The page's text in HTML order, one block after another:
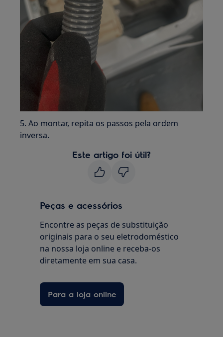
5. Ao montar, repita os passos pela ordem
inversa.
Este artigo foi útil?
Peças e acessórios
Encontre as peças de substituição
originais para o seu eletrodoméstico
na nossa loja online e receba-os
diretamente em sua casa.
Para a loja online